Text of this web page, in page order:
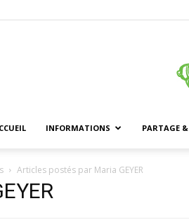
INFORMATIONS PARTAGE
Articles postés par Maria GEYER